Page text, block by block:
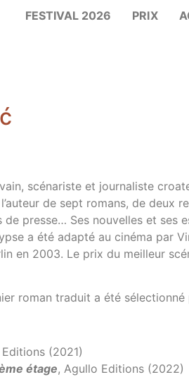
FESTIVAL 2026 PRIX
scénariste et journaliste
de sept romans, de deux
presse… Ses nouvelles et ses
a été adapté au cinéma par
en 2003. Le prix du meilleur
roman traduit a été
(2021)
étage, Agullo Editions (2022)